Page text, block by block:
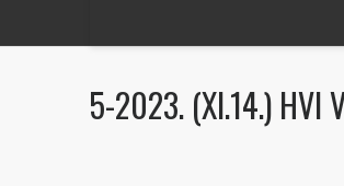
5-2023. (XI.14.) HVI